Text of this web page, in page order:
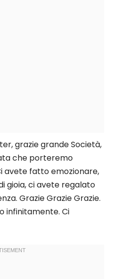
grazie grande Società,
che porteremo
avete fatto emozionare,
gioia, ci avete regalato
Grazie Grazie Grazie.
infinitamente. Ci